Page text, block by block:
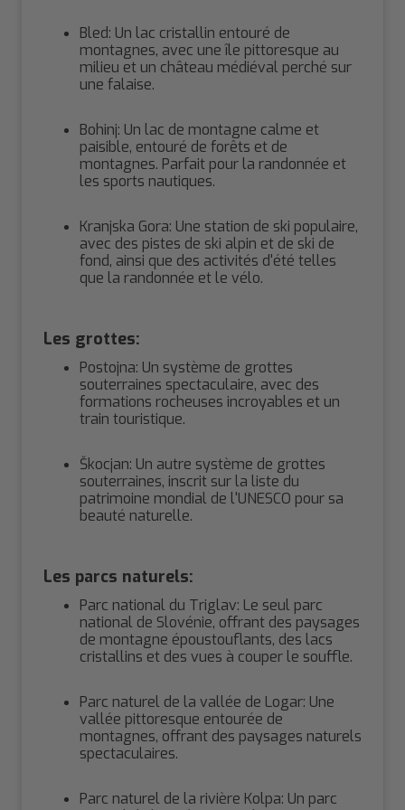
Bled: Un lac cristallin entouré de
montagnes, avec une île pittoresque au
milieu et un château médiéval perché sur
une falaise.
Bohinj: Un lac de montagne calme et
paisible, entouré de forêts et de
montagnes. Parfait pour la randonnée et
les sports nautiques.
Kranjska Gora: Une station de ski populaire,
avec des pistes de ski alpin et de ski de
fond, ainsi que des activités d'été telles
que la randonnée et le vélo.
Les grottes:
Postojna: Un système de grottes
souterraines spectaculaire, avec des
formations rocheuses incroyables et un
train touristique.
Škocjan: Un autre système de grottes
souterraines, inscrit sur la liste du
patrimoine mondial de l'UNESCO pour sa
beauté naturelle.
Les parcs naturels:
Parc national du Triglav: Le seul parc
national de Slovénie, offrant des paysages
de montagne époustouflants, des lacs
cristallins et des vues à couper le souffle.
Parc naturel de la vallée de Logar: Une
vallée pittoresque entourée de
montagnes, offrant des paysages naturels
spectaculaires.
Parc naturel de la rivière Kolpa: Un parc